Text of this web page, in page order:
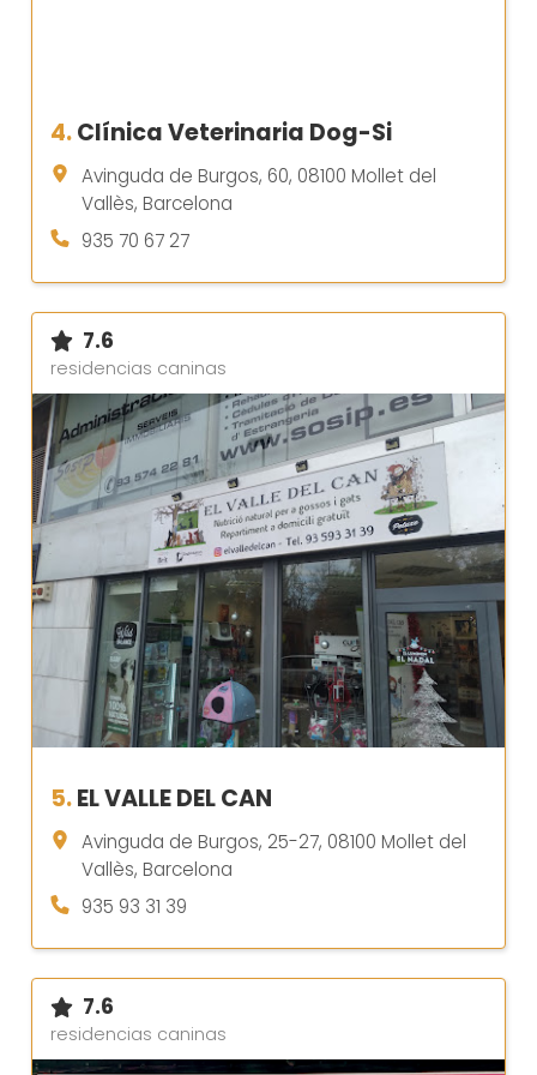
4.Clínica Veterinaria Dog-Si
Avinguda de Burgos, 60, 08100 Mollet del
Vallès, Barcelona
935 70 67 27
7.6
residencias caninas
5.EL VALLE DEL CAN
Avinguda de Burgos, 25-27, 08100 Mollet del
Vallès, Barcelona
935 93 31 39
7.6
residencias caninas